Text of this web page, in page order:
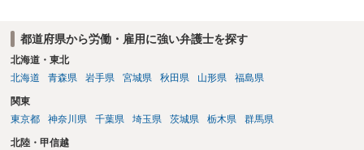
は、合理性や対価性を欠くとして争いやすいです。逆に、タレント側
あります。
逸失利益等）が認められる可能性が高いと思われます。 また、業務労
災での第三者行為傷害（同僚の不注意等による事故）の場合は、当該
第三者の賠償責任も考えられます。 労災で支払われた分は、損害額か
は、第三者から支払ってもらうことになります。 会社等との交渉が必
要になると思います（良い会社でしたら、自ら話してくると思います
が・・・）。極めて専門的な話ですので、詳細もしくは対応を最寄り
都道府県から労働・雇用に強い弁護士を探す
北海道・東北
北海道
青森県 岩手県 宮城県 秋田県 山形県 福島県
関東
東京都
神奈川県 千葉県 埼玉県 茨城県 栃木県 群馬県
北陸・甲信越